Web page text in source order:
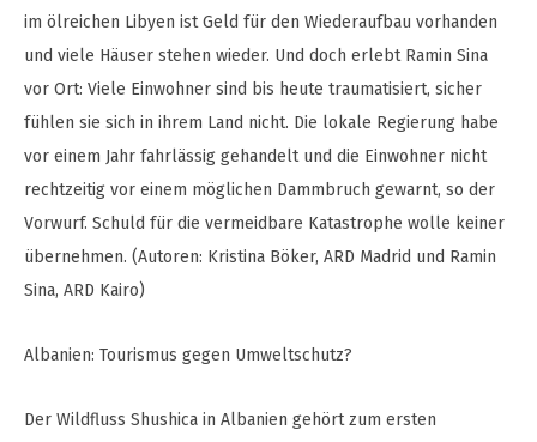
im ölreichen Libyen ist Geld für den Wiederaufbau vorhanden
und viele Häuser stehen wieder. Und doch erlebt Ramin Sina
vor Ort: Viele Einwohner sind bis heute traumatisiert, sicher
fühlen sie sich in ihrem Land nicht. Die lokale Regierung habe
vor einem Jahr fahrlässig gehandelt und die Einwohner nicht
rechtzeitig vor einem möglichen Dammbruch gewarnt, so der
Vorwurf. Schuld für die vermeidbare Katastrophe wolle keiner
übernehmen. (Autoren: Kristina Böker, ARD Madrid und Ramin
Sina, ARD Kairo)
Albanien: Tourismus gegen Umweltschutz?
Der Wildfluss Shushica in Albanien gehört zum ersten